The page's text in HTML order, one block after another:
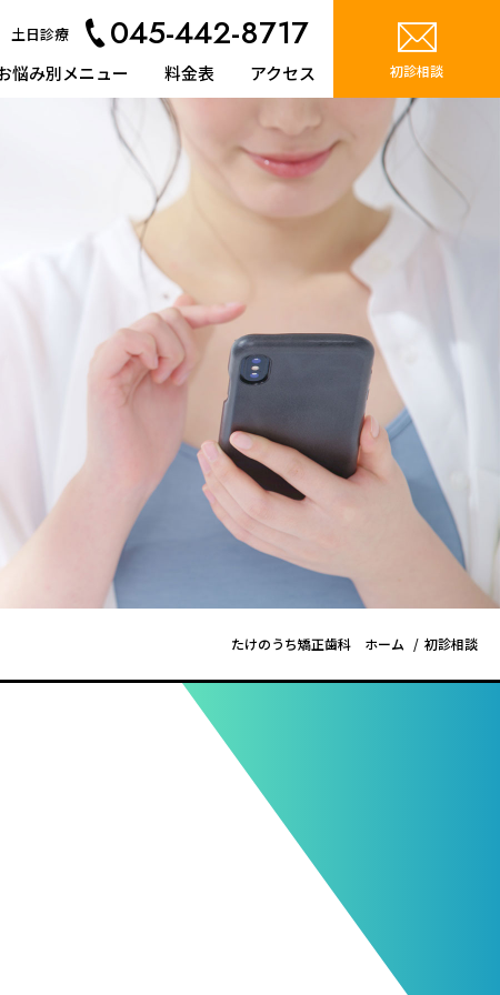
土日診療 045-442-8717
悩み別メニュー 料金表 アクセス 初診相談
たけのうち矯正歯科 ホーム 初診相談